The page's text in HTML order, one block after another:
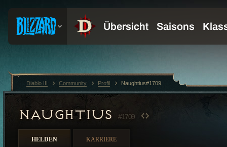
NAUGHTIUS #1709
HELDEN KARRIERE
Diablo III Community Profil Naughtius#1709